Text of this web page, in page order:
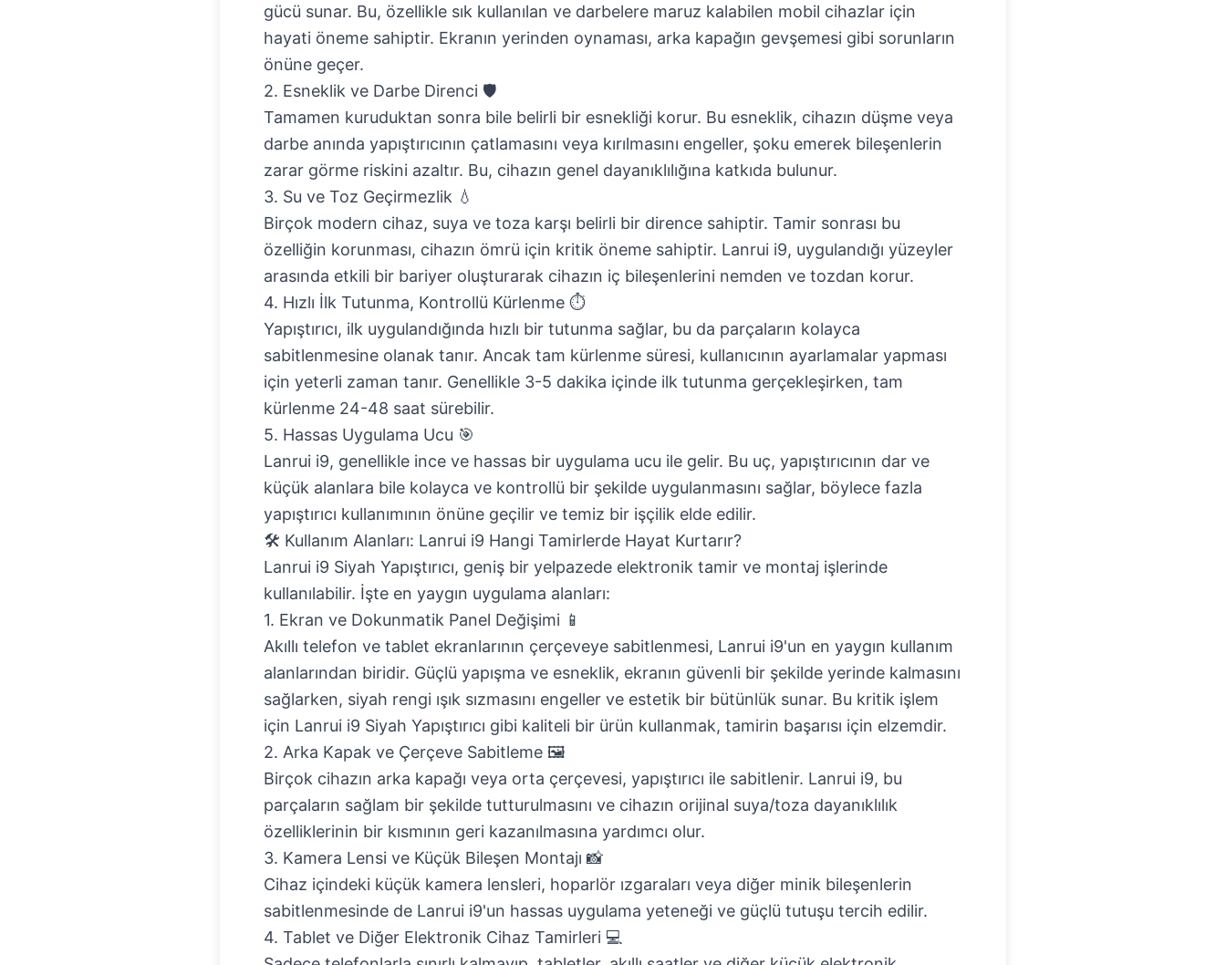
gücü sunar. Bu, özellikle sık kullanılan ve darbelere maruz kalabilen mobil cihazlar için
hayati öneme sahiptir. Ekranın yerinden oynaması, arka kapağın gevşemesi gibi sorunların
önüne geçer.
2. Esneklik ve Darbe Direnci 🛡️
Tamamen kuruduktan sonra bile belirli bir esnekliği korur. Bu esneklik, cihazın düşme veya
darbe anında yapıştırıcının çatlamasını veya kırılmasını engeller, şoku emerek bileşenlerin
zarar görme riskini azaltır. Bu, cihazın genel dayanıklılığına katkıda bulunur.
3. Su ve Toz Geçirmezlik 💧
Birçok modern cihaz, suya ve toza karşı belirli bir dirence sahiptir. Tamir sonrası bu
özelliğin korunması, cihazın ömrü için kritik öneme sahiptir. Lanrui i9, uygulandığı yüzeyler
arasında etkili bir bariyer oluşturarak cihazın iç bileşenlerini nemden ve tozdan korur.
4. Hızlı İlk Tutunma, Kontrollü Kürlenme ⏱️
Yapıştırıcı, ilk uygulandığında hızlı bir tutunma sağlar, bu da parçaların kolayca
sabitlenmesine olanak tanır. Ancak tam kürlenme süresi, kullanıcının ayarlamalar yapması
için yeterli zaman tanır. Genellikle 3-5 dakika içinde ilk tutunma gerçekleşirken, tam
kürlenme 24-48 saat sürebilir.
5. Hassas Uygulama Ucu 🎯
Lanrui i9, genellikle ince ve hassas bir uygulama ucu ile gelir. Bu uç, yapıştırıcının dar ve
küçük alanlara bile kolayca ve kontrollü bir şekilde uygulanmasını sağlar, böylece fazla
yapıştırıcı kullanımının önüne geçilir ve temiz bir işçilik elde edilir.
🛠️ Kullanım Alanları: Lanrui i9 Hangi Tamirlerde Hayat Kurtarır?
Lanrui i9 Siyah Yapıştırıcı, geniş bir yelpazede elektronik tamir ve montaj işlerinde
kullanılabilir. İşte en yaygın uygulama alanları:
1. Ekran ve Dokunmatik Panel Değişimi 📱
Akıllı telefon ve tablet ekranlarının çerçeveye sabitlenmesi, Lanrui i9'un en yaygın kullanım
alanlarından biridir. Güçlü yapışma ve esneklik, ekranın güvenli bir şekilde yerinde kalmasını
sağlarken, siyah rengi ışık sızmasını engeller ve estetik bir bütünlük sunar. Bu kritik işlem
için Lanrui i9 Siyah Yapıştırıcı gibi kaliteli bir ürün kullanmak, tamirin başarısı için elzemdir.
2. Arka Kapak ve Çerçeve Sabitleme 🖼️
Birçok cihazın arka kapağı veya orta çerçevesi, yapıştırıcı ile sabitlenir. Lanrui i9, bu
parçaların sağlam bir şekilde tutturulmasını ve cihazın orijinal suya/toza dayanıklılık
özelliklerinin bir kısmının geri kazanılmasına yardımcı olur.
3. Kamera Lensi ve Küçük Bileşen Montajı 📸
Cihaz içindeki küçük kamera lensleri, hoparlör ızgaraları veya diğer minik bileşenlerin
sabitlenmesinde de Lanrui i9'un hassas uygulama yeteneği ve güçlü tutuşu tercih edilir.
4. Tablet ve Diğer Elektronik Cihaz Tamirleri 💻